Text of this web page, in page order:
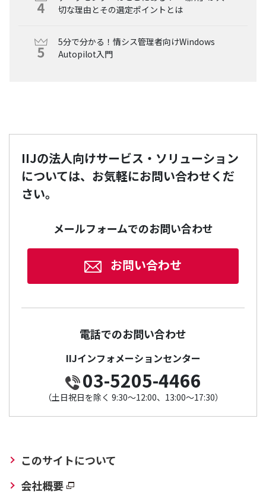
切な理由とその選定ポイントとは
5分で分かる！情シス管理者向けWindows
Autopilot入門
IIJの法人向けサービス・ソリューション
については、お気軽にお問い合わせくだ
さい。
メールフォームでのお問い合わせ
お問い合わせ
電話でのお問い合わせ
IIJインフォメーションセンター
03-5205-4466
（土日祝日を除く 9:30～12:00、13:00～17:30）
このサイトについて
会社概要